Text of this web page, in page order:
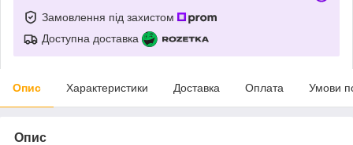
Замовлення під захистом
Доступна доставка
Опис Характеристики Доставка Оплата Умови
Опис